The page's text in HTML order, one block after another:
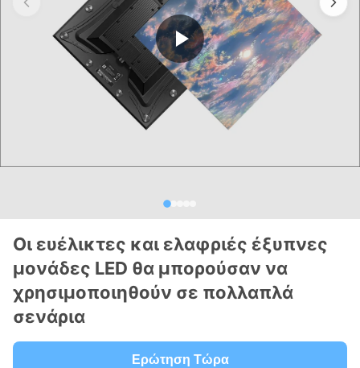
Οι ευέλικτες και ελαφριές έξυπνες
μονάδες LED θα μπορούσαν να
χρησιμοποιηθούν σε πολλαπλά
σενάρια
Ερώτηση Τώρα